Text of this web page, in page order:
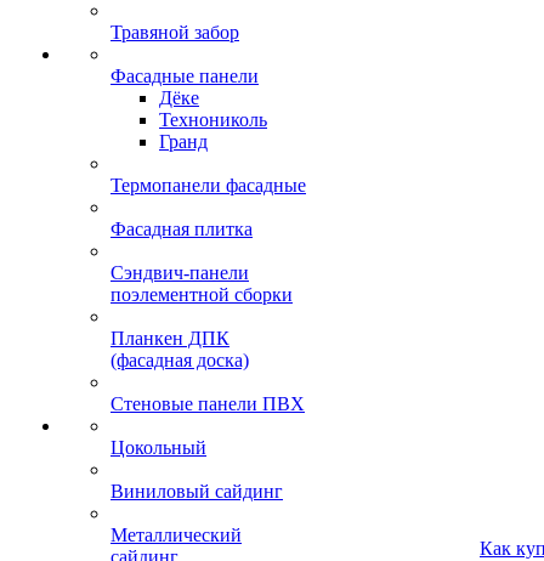
Травяной забор
Фасадные панели
Дёке
Технониколь
Гранд
Термопанели фасадные
Фасадная плитка
Сэндвич-панели
поэлементной сборки
Планкен ДПК
(фасадная доска)
Стеновые панели ПВХ
Цокольный
Виниловый сайдинг
Металлический
сайдинг
Как